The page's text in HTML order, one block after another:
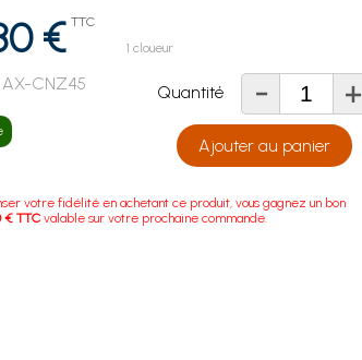
€ TTC
1 cloueur
AX-CNZ45 Quantité - +
Ajouter au panier
votre fidélité en achetant ce produit, vous gagnez un bon
€ TTC valable sur votre prochaine commande.